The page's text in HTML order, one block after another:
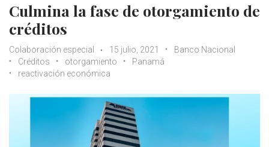
Culmina la fase de otorgamiento de
créditos
Colaboración especial 15 julio, 2021
Banco Nacional
Créditos
otorgamiento
Panamá
reactivación económica